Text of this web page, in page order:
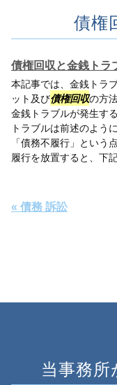
債権
債権回収と金銭トラ
本記事では、金銭トラ
ット及び債権回収の方
金銭トラブルが発生す
トラブルは前述のよう
「債務不履行」という
履行を放置すると、下
« 債務 訴訟
当事務